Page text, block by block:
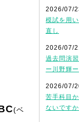
(ベ
2026/07/
模試を用
直し
2026/07/
過去問演
ー川野輝ー
2026/07/
苦手科目
ないです